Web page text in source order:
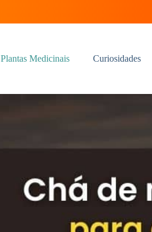
Plantas Medicinais Curiosidades